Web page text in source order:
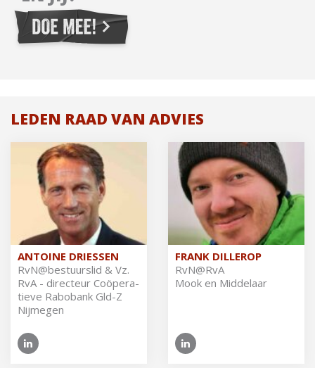
LEDEN RAAD VAN ADVIES
ANTOINE DRIESSEN
RvN@​bestuurslid & Vz.
RvA - di­rec­teur Coöpe­ra­
tie­ve Ra­bo­bank Gld-Z
Nijmegen
FRANK DILLEROP
RvN@​RvA
Mook en Middelaar